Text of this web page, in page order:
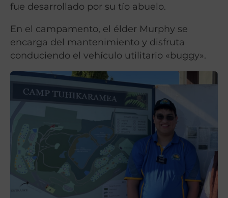
fue desarrollado por su tío abuelo.
En el campamento, el élder Murphy se
encarga del mantenimiento y disfruta
conduciendo el vehículo utilitario «buggy».